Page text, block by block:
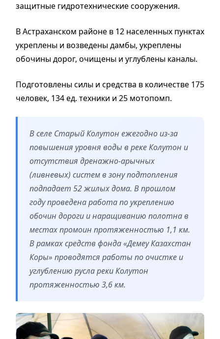
защитные гидротехнические сооружения.
В Астраханском районе в 12 населенных пунктах
укреплены и возведены дамбы, укреплены
обочины дорог, очищены и углублены каналы.
Подготовлены силы и средства в количестве 175
человек, 134 ед. техники и 25 мотопомп.
В селе Старый Колутон ежегодно из-за
повышения уровня воды в реке Колутон и
отсутствия дренажно-арычных
(ливневых) систем в зону подтопления
подпадает 52 жилых дома. В прошлом
году проведена работа по укреплению
обочин дороги и наращиванию полотна в
местах промоин протяженностью 1,1 км.
В рамках средств фонда «Демеу Казахстан
Коры» проводятся работы по очистке и
углублению русла реки Колутон
протяженностью 3,6 км.